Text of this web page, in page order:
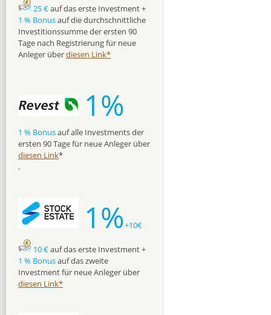
25 €auf das erste Investment +
1 % Bonusauf die durchschnittliche
Investitionssumme der ersten 90
Tage nach Registrierung für neue
Anleger überdiesen Link*
1%
1 % Bonusauf alle Investments der
ersten 90 Tage für neue Anleger über
diesen Link*
.
1%+10€
10 €auf das erste Investment +
1 % Bonusauf das zweite
Investment für neue Anleger über
diesen Link*